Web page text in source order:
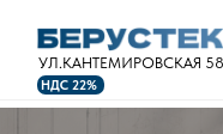
УЛ.КАНТЕМИРОВСКАЯ 58
НДС 22%